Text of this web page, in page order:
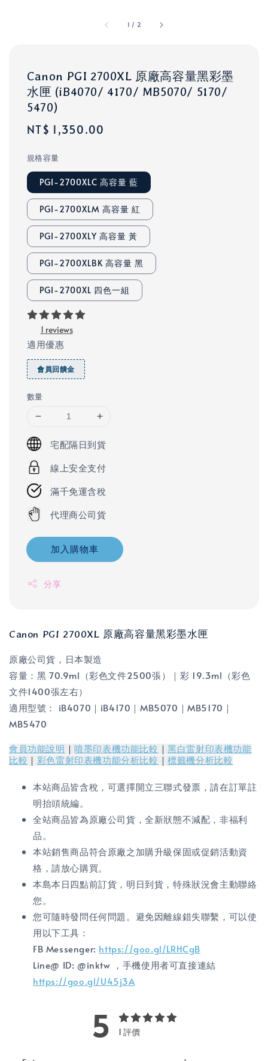
1 / 2
Canon PGI 2700XL 原廠高容量黑彩墨
水匣 (iB4070/ 4170/ MB5070/ 5170/
5470)
Regular
NT$ 1,350.00
規格容量
PGI-2700XLC 高容量 藍
PGI-2700XLM 高容量 紅
PGI-2700XLY 高容量 黃
PGI-2700XLBK 高容量 黑
PGI-2700XL 四色一組
1 reviews
適用優惠
會員回饋金
數量
宅配隔日到貨
線上安全支付
滿千免運含稅
代理商公司貨
加入購物車
分享
Canon PGI 2700XL 原廠高容量黑彩墨水匣
原廠公司貨，日本製造
容量：黑 70.9ml（彩色文件2500張）｜彩 19.3ml（彩色
文件1400張左右）
適用型號： iB4070｜iB4170｜MB5070｜MB5170｜
MB5470
會員功能說明 ｜噴墨印表機功能比較 ｜黑白雷射印表機功能
比較 ｜ 彩色雷射印表機功能分析比較 ｜標籤機分析比較
本站商品皆含稅，可選擇開立三聯式發票，請在訂單註
明抬頭統編。
全站商品皆為原廠公司貨，全新狀態不減配，非福利
品。
本站銷售商品符合原廠之加購升級保固或促銷活動資
格，請放心購買。
本島本日四點前訂貨，明日到貨，特殊狀況會主動聯絡
您。
您可隨時發問任何問題。避免因離線錯失聯繫，可以使
用以下工具：
FB Messenger: https://goo.gl/LRHCgB
Line@ ID: @inktw ，手機使用者可直接連結
https://goo.gl/U45j3A
5 1 評價